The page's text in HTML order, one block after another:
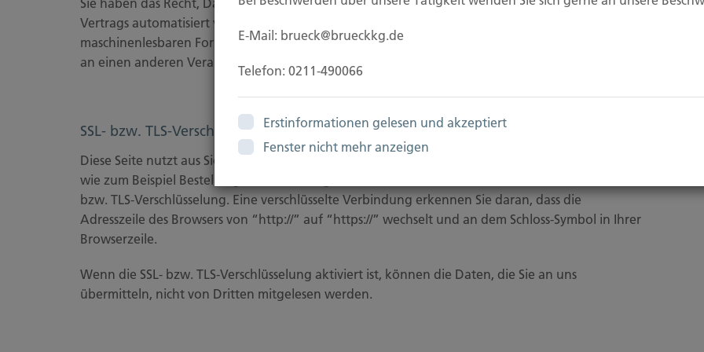
Sie haben das Recht, Daten, die wir auf Grundlage Ihrer Einwilligung oder in Erfüllung eines
Vertrags automatisiert verarbeiten, an sich oder an einen Dritten in einem gängigen,
maschinenlesbaren Format aushändigen zu lassen. Sofern Sie die direkte Übertragung der Daten
an einen anderen Verantwortlichen verlangen, erfolgt dies nur, soweit es technisch machbar ist.
SSL- bzw. TLS-Verschlüsselung
Diese Seite nutzt aus Sicherheitsgründen und zum Schutz der Übertragung vertraulicher Inhalte,
wie zum Beispiel Bestellungen oder Anfragen, die Sie an uns als Seitenbetreiber senden, eine SSL-
bzw. TLS-Verschlüsselung. Eine verschlüsselte Verbindung erkennen Sie daran, dass die
Adresszeile des Browsers von “http://” auf “https://” wechselt und an dem Schloss-Symbol in Ihrer
Browserzeile.
Wenn die SSL- bzw. TLS-Verschlüsselung aktiviert ist, können die Daten, die Sie an uns
übermitteln, nicht von Dritten mitgelesen werden.
E-Mail: brueck@brueckkg.de
Telefon: 0211-490066
Erstinformationen gelesen und akzeptiert
Fenster nicht mehr anzeigen